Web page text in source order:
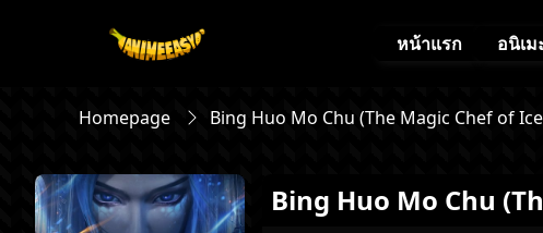
หน้าแรก อนิเ
Homepage Bing Huo Mo Chu (The Magic Chef of
Bing Huo Mo Chu